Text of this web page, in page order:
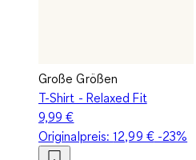
Große Größen
T-Shirt - Relaxed Fit
9,99 €
Originalpreis:12,99 €-23%